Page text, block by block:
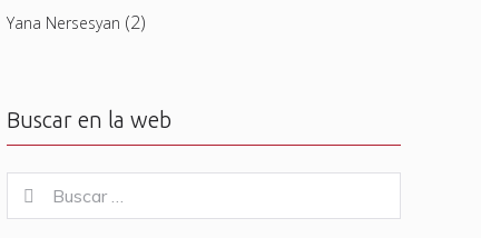
Yana Nersesyan (2)
Buscar en la web
for:
Buscar